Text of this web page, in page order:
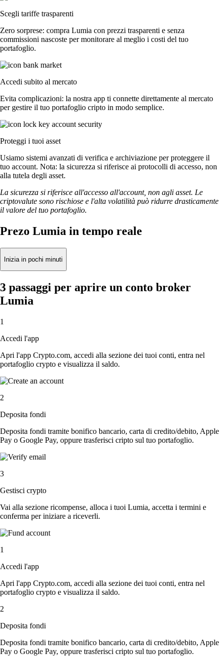
Scegli tariffe trasparenti
Zero sorprese: compra Lumia con prezzi trasparenti e senza
commissioni nascoste per monitorare al meglio i costi del tuo
portafoglio.
Accedi subito al mercato
Evita complicazioni: la nostra app ti connette direttamente al mercato
per gestire il tuo portafoglio cripto in modo semplice.
Proteggi i tuoi asset
Usiamo sistemi avanzati di verifica e archiviazione per proteggere il
tuo account. Nota: la sicurezza si riferisce ai protocolli di accesso, non
alla tutela degli asset.
La sicurezza si riferisce all'accesso all'account, non agli asset. Le
criptovalute sono rischiose e l'alta volatilità può ridurre drasticamente
il valore del tuo portafoglio.
Prezo Lumia in tempo reale
Inizia in pochi minuti
3 passaggi per aprire un conto broker
Lumia
1
Accedi l'app
Apri l'app Crypto.com, accedi alla sezione dei tuoi conti, entra nel
portafoglio crypto e visualizza il saldo.
2
Deposita fondi
Deposita fondi tramite bonifico bancario, carta di credito/debito, Apple
Pay o Google Pay, oppure trasferisci cripto sul tuo portafoglio.
3
Gestisci crypto
Vai alla sezione ricompense, alloca i tuoi Lumia, accetta i termini e
conferma per iniziare a riceverli.
1
Accedi l'app
Apri l'app Crypto.com, accedi alla sezione dei tuoi conti, entra nel
portafoglio crypto e visualizza il saldo.
2
Deposita fondi
Deposita fondi tramite bonifico bancario, carta di credito/debito, Apple
Pay o Google Pay, oppure trasferisci cripto sul tuo portafoglio.